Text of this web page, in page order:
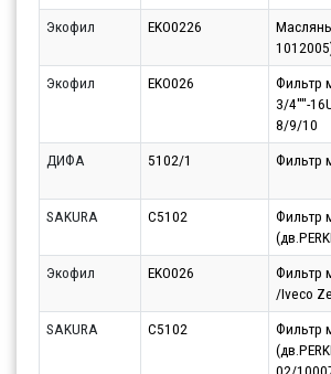
Экофил EKO0226
Экофил
EKO026
Фильтр
3/4''''-
8/9/10
ДИФА
5102/1 Фильтр
SAKURA C5102
Фильтр
Экофил
EKO026
Фильтр
/Iveco
SAKURA
C5102
Фильтр